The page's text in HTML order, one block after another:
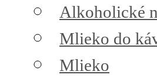
Alkoholické
Mlieko do
Mlieko